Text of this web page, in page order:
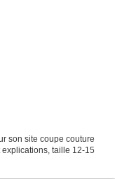
son site coupe couture
taille 12-15